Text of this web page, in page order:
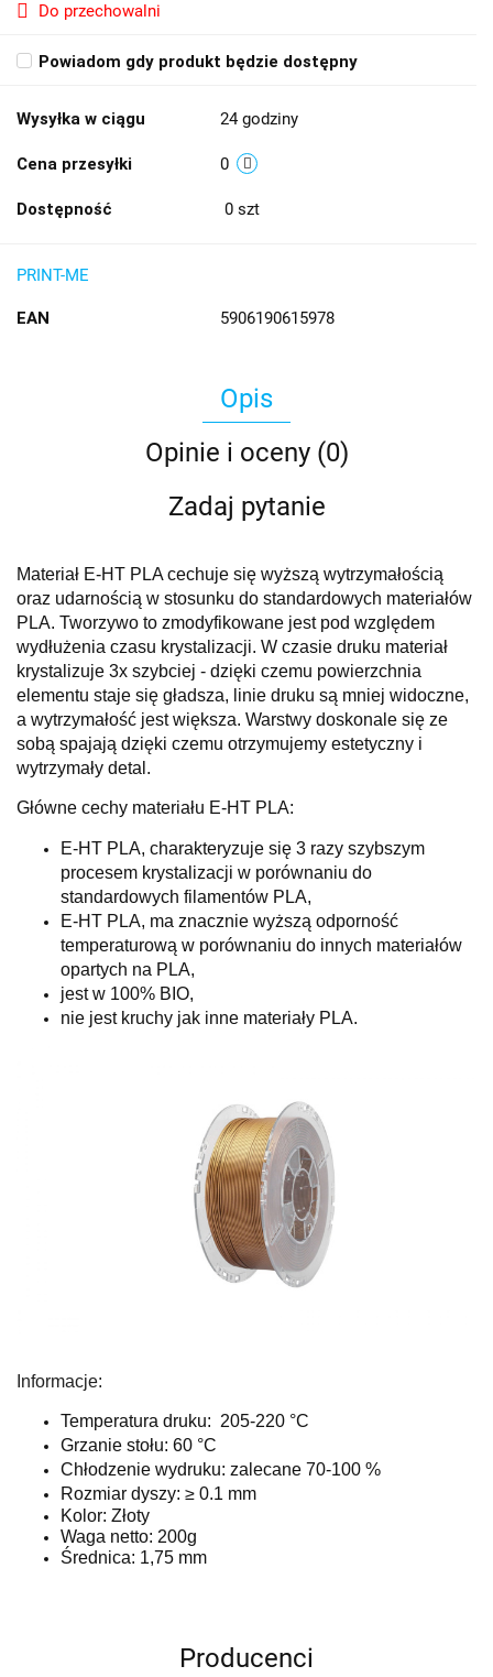
Do przechowalni
Powiadom gdy produkt będzie dostępny
Wysyłka w ciągu 24 godziny
Cena przesyłki 0
Dostępność 0 szt
PRINT-ME
EAN 5906190615978
Opis
Opinie i oceny (0)
Zadaj pytanie
Materiał E-HT PLA cechuje się wyższą wytrzymałością
oraz udarnością w stosunku do standardowych materiałów
PLA. Tworzywo to zmodyfikowane jest pod względem
wydłużenia czasu krystalizacji. W czasie druku materiał
krystalizuje 3x szybciej - dzięki czemu powierzchnia
elementu staje się gładsza, linie druku są mniej widoczne,
a wytrzymałość jest większa. Warstwy doskonale się ze
sobą spajają dzięki czemu otrzymujemy estetyczny i
wytrzymały detal.
Główne cechy materiału E-HT PLA:
E-HT PLA, charakteryzuje się 3 razy szybszym
procesem krystalizacji w porównaniu do
standardowych filamentów PLA,
E-HT PLA, ma znacznie wyższą odporność
temperaturową w porównaniu do innych materiałów
opartych na PLA,
jest w 100% BIO,
nie jest kruchy jak inne materiały PLA.
Informacje:
Temperatura druku: 205-220 °C
Grzanie stołu: 60 °C
Chłodzenie wydruku: zalecane 70-100 %
Rozmiar dyszy: ≥ 0.1 mm
Kolor: Złoty
Waga netto: 200g
Średnica: 1,75 mm
Producenci